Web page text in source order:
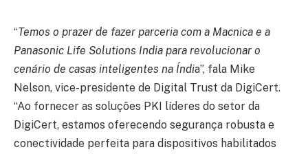
“Temos o prazer de fazer parceria com a Macnica e a
Panasonic Life Solutions India para revolucionar o
cenário de casas inteligentes na Índia”, fala Mike
Nelson, vice-presidente de Digital Trust da DigiCert.
“Ao fornecer as soluções PKI líderes do setor da
DigiCert, estamos oferecendo segurança robusta e
conectividade perfeita para dispositivos habilitados